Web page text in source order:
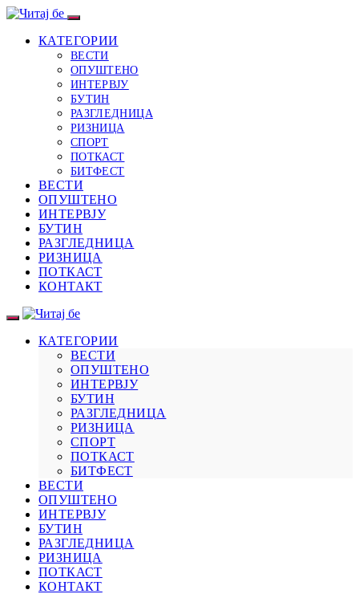
КАТЕГОРИИ
ВЕСТИ
ОПУШТЕНО
ИНТЕРВЈУ
БУТИН
РАЗГЛЕДНИЦА
РИЗНИЦА
СПОРТ
ПОТКАСТ
БИТФЕСТ
ВЕСТИ
ОПУШТЕНО
ИНТЕРВЈУ
БУТИН
РАЗГЛЕДНИЦА
РИЗНИЦА
ПОТКАСТ
КОНТАКТ
КАТЕГОРИИ
ВЕСТИ
ОПУШТЕНО
ИНТЕРВЈУ
БУТИН
РАЗГЛЕДНИЦА
РИЗНИЦА
СПОРТ
ПОТКАСТ
БИТФЕСТ
ВЕСТИ
ОПУШТЕНО
ИНТЕРВЈУ
БУТИН
РАЗГЛЕДНИЦА
РИЗНИЦА
ПОТКАСТ
КОНТАКТ